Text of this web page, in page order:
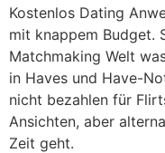
Kostenlos Dating
mit knappem Budget.
Matchmaking Welt
in Haves und Have-
nicht bezahlen für
Ansichten, aber
Zeit geht.